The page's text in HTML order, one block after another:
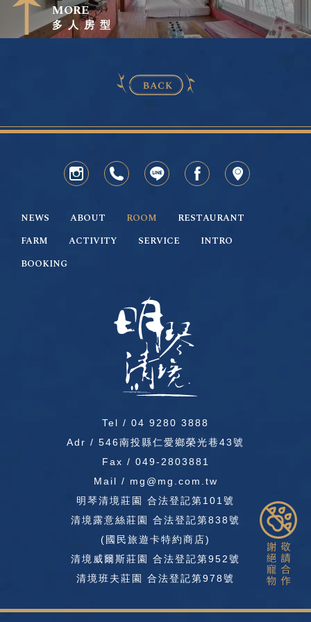
MORE
多人房型
NEWS ABOUT ROOM
RESTAURANT
FARM
ACTIVITY SERVICE
INTRO
BOOKING
Tel / 04 9280 3888
Adr / 546南投縣仁愛鄉榮光巷43號
Fax / 049-2803881
Mail / mg@mg.com.tw
明琴清境莊園 合法登記第101號
清境露意絲莊園 合法登記第838號
(國民旅遊卡特約商店)
清境威爾斯莊園 合法登記第952號
清境班夫莊園 合法登記第978號